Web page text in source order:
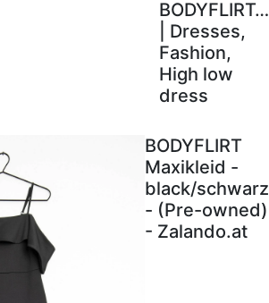
BODYFLIRT…
| Dresses,
Fashion,
High low
dress
BODYFLIRT
Maxikleid -
black/schwarz
- (Pre-owned)
- Zalando.at